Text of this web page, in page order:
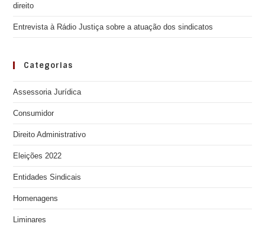
direito
Entrevista à Rádio Justiça sobre a atuação dos sindicatos
Categorias
Assessoria Jurídica
Consumidor
Direito Administrativo
Eleições 2022
Entidades Sindicais
Homenagens
Liminares